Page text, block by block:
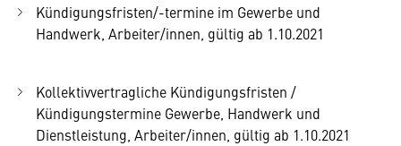
Kündigungsfristen/-termine im Gewerbe und
Handwerk, Arbeiter/innen, gültig ab 1.10.2021
Kollektivvertragliche Kündigungsfristen /
Kündigungstermine Gewerbe, Handwerk und
Dienstleistung, Arbeiter/innen, gültig ab 1.10.2021